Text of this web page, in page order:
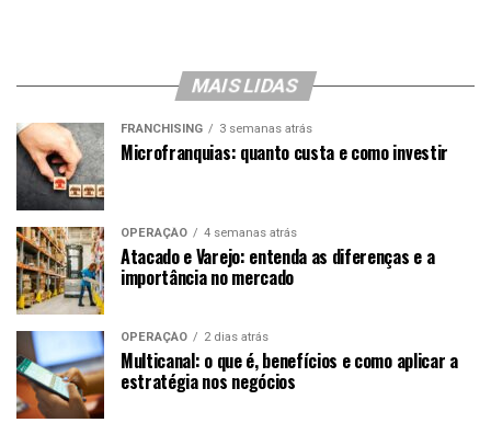
MAIS LIDAS
FRANCHISING 3 semanas atrás
Microfranquias: quanto custa e como investir
OPERAÇÃO 4 semanas atrás
Atacado e Varejo: entenda as diferenças e a
importância no mercado
OPERAÇÃO 2 dias atrás
Multicanal: o que é, benefícios e como aplicar a
estratégia nos negócios